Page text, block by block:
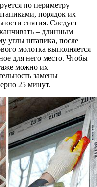
по периметру
порядок их
снятия. Следует
– длинным
углы штапика, после
молотка выполняется
для него место. Чтобы
можно их
замены
25 минут.